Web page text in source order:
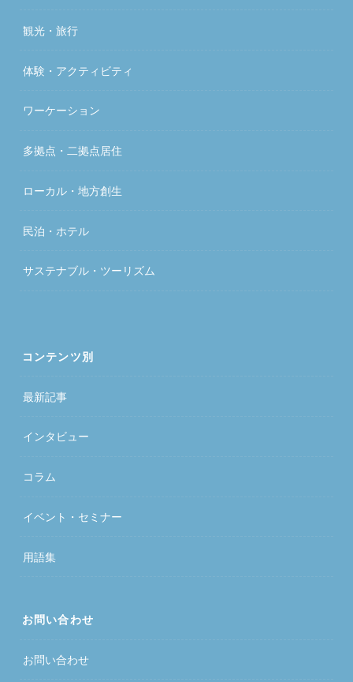
観光・旅行
体験・アクティビティ
ワーケーション
多拠点・二拠点居住
ローカル・地方創生
民泊・ホテル
サステナブル・ツーリズム
コンテンツ別
最新記事
インタビュー
コラム
イベント・セミナー
用語集
お問い合わせ
お問い合わせ